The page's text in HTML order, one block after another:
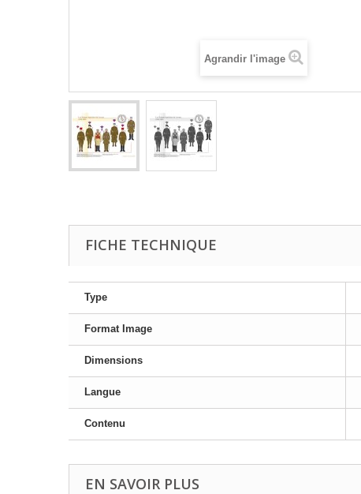
Agrandir l'image
FICHE TECHNIQUE
Type
Format Image
Dimensions
Langue
Contenu
EN SAVOIR PLUS